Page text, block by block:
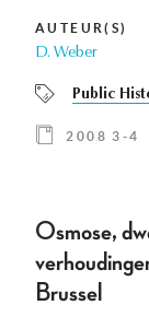
AUTEUR(S)
D. Weber
Public
2008 3-4
Osmose,
Brussel